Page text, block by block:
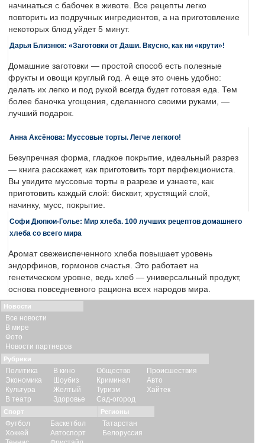
начинаться с бабочек в животе. Все рецепты легко
повторить из подручных ингредиентов, а на приготовление
некоторых блюд уйдет 5 минут.
Дарья Близнюк: «Заготовки от Даши. Вкусно, как ни «крути»!
Домашние заготовки — простой способ есть полезные
фрукты и овощи круглый год. А еще это очень удобно:
делать их легко и под рукой всегда будет готовая еда. Тем
более баночка угощения, сделанного своими руками, —
лучший подарок.
Анна Аксёнова: Муссовые торты. Легче легкого!
Безупречная форма, гладкое покрытие, идеальный разрез
— книга расскажет, как приготовить торт перфекциониста.
Вы увидите муссовые торты в разрезе и узнаете, как
приготовить каждый слой: бисквит, хрустящий слой,
начинку, мусс, покрытие.
Софи Дюпюи-Голье: Мир хлеба. 100 лучших рецептов домашнего
хлеба со всего мира
Аромат свежеиспеченного хлеба повышает уровень
эндорфинов, гормонов счастья. Это работает на
генетическом уровне, ведь хлеб — универсальный продукт,
основа повседневного рациона всех народов мира.
Новости
Все новости
В мире
Фото
Новости партнеров
Рубрики
Политика
Экономика
Культура
В театр
В кино
Шоубиз
Желтый
Здоровье
Общество
Криминал
Туризм
Сад-огород
Происшествия
Авто
Хайтек
Спорт
Футбол
Хоккей
Баскетбол
Автоспорт
Регионы
Татарстан
Белоруссия